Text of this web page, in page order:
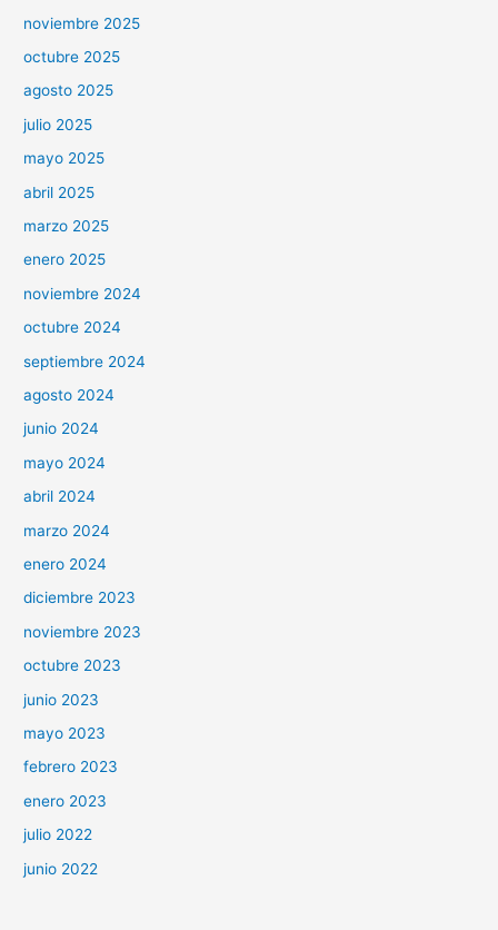
noviembre 2025
octubre 2025
agosto 2025
julio 2025
mayo 2025
abril 2025
marzo 2025
enero 2025
noviembre 2024
octubre 2024
septiembre 2024
agosto 2024
junio 2024
mayo 2024
abril 2024
marzo 2024
enero 2024
diciembre 2023
noviembre 2023
octubre 2023
junio 2023
mayo 2023
febrero 2023
enero 2023
julio 2022
junio 2022